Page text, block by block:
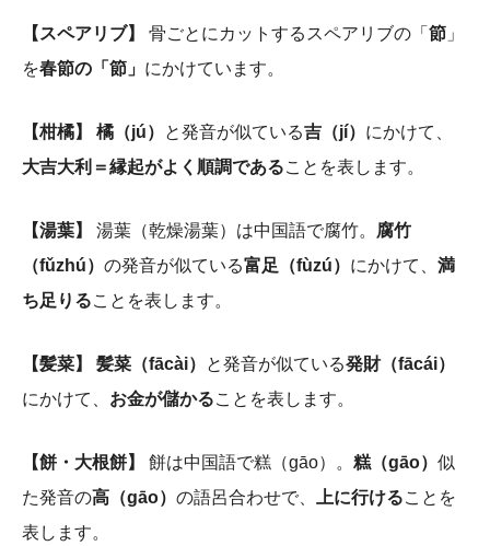
【スペアリブ】 骨ごとにカットするスペアリブの「 節 」
を春節の「節」 にかけています。
【柑橘】 橘（jú） と発音が似ている吉（jí） にかけて、
大吉大利＝縁起がよく順調であることを表します。
【湯葉】 湯葉（乾燥湯葉）は中国語で腐竹。 腐竹
（fǔzhú） の発音が似ている富足（fùzú） にかけて、 満
ち足りることを表します。
【髪菜】 髪菜（fācài） と発音が似ている発財（fācái）
にかけて、 お金が儲かることを表します。
【餅・大根餅】 餅は中国語で糕（gāo）。 糕（gāo） 似
た発音の高（gāo） の語呂合わせで、 上に行けることを
表します。